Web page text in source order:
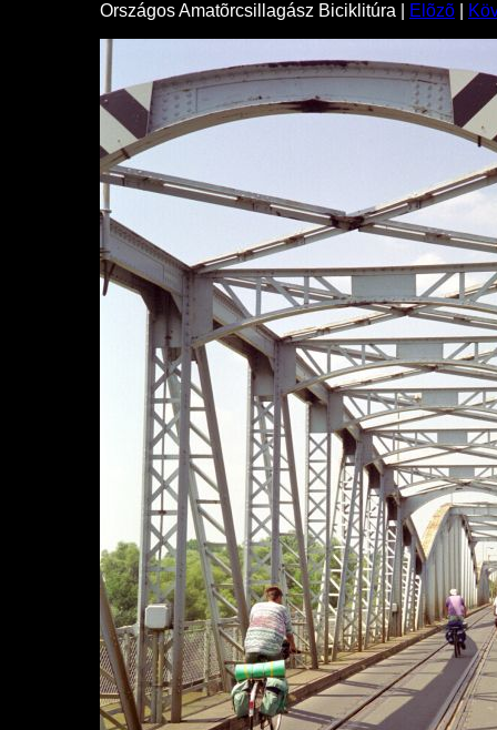
Országos Amatõrcsillagász Biciklitúra | Elõzõ